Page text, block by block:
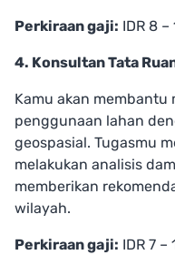
Perkiraan gaji: IDR 8
4. Konsultan Tata
Kamu akan membantu
penggunaan lahan
geospasial. Tugasmu
melakukan analisis
memberikan
wilayah.
Perkiraan gaji: IDR 7